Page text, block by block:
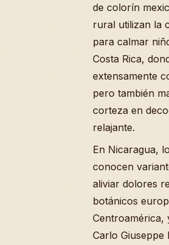
de colorín
rural utilizan la
para calmar
Costa Rica,
extensamente
pero también
corteza en
relajante.
En Nicaragua,
conocen
aliviar dolores
botánicos
Centroamérica,
Carlo Giuseppe